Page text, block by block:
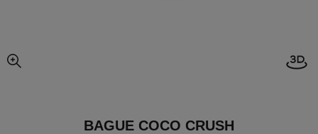
agrandissement
BAGUE COCO CRUSH